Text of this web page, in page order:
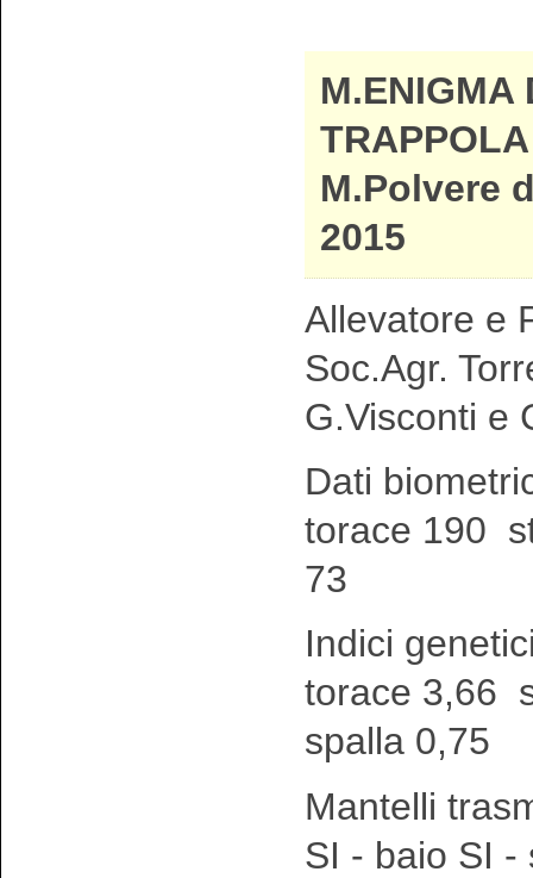
M.ENIGMA
M.Polvere
2015
Allevatore e
Soc.Agr.
G.Visconti e
Dati
torace 190
73
Indici
torace 3,66
spalla 0,75
Mantelli
SI - baio SI -